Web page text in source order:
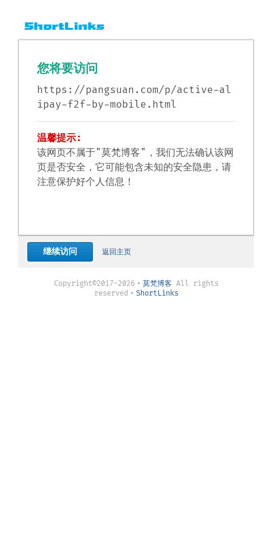
您将要访问
https://pangsuan.com/p/active-al
ipay-f2f-by-mobile.html
温馨提示:
该网页不属于"莫梵博客"，我们无法确认该网
页是否安全，它可能包含未知的安全隐患，请
注意保护好个人信息！
继续访问 返回主页
Copyright©2017-2026 • 莫梵博客All rights
reserved • ShortLinks